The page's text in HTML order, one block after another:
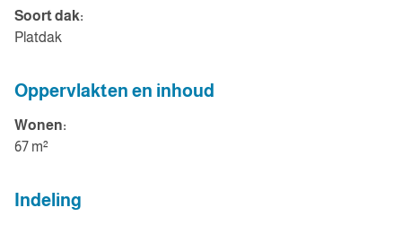
Soort dak:
Platdak
Oppervlakten en inhoud
Wonen:
67 m²
Indeling